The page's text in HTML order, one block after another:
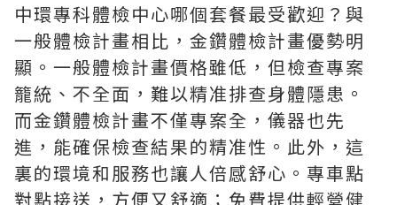
中環專科體檢中心哪個套餐最受歡迎？與
一般體檢計畫相比，金鑽體檢計畫優勢明
顯。一般體檢計畫價格雖低，但檢查專案
籠統、不全面，難以精准排查身體隱患。
而金鑽體檢計畫不僅專案全，儀器也先
進，能確保檢查結果的精准性。此外，這
裏的環境和服務也讓人倍感舒心。專車點
對點接送，方便又舒適；免費提供輕營健